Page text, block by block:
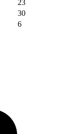
23
30
6